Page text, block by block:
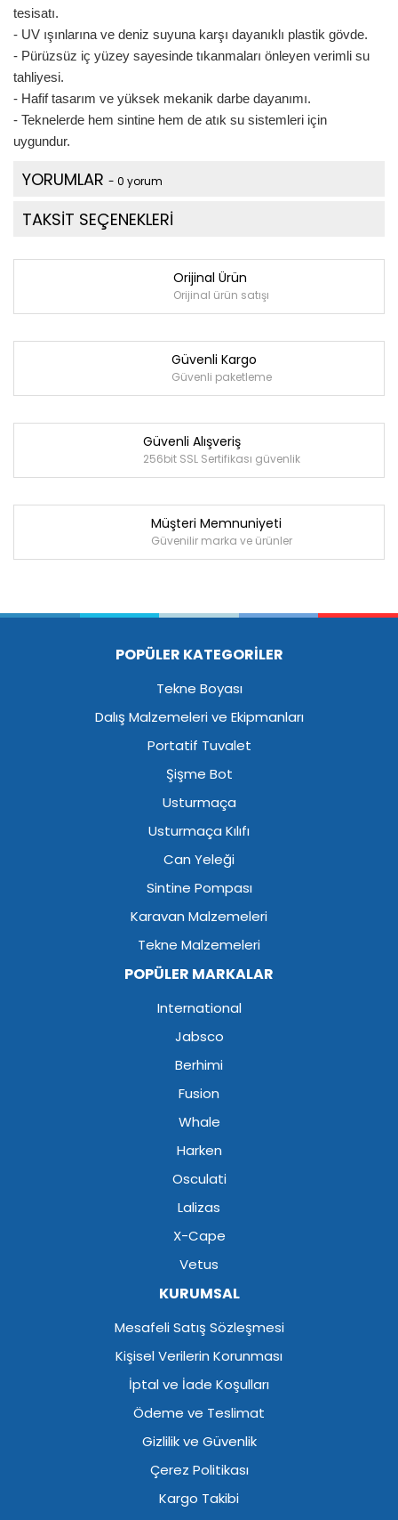
tesisatı.
- UV ışınlarına ve deniz suyuna karşı dayanıklı plastik gövde.
- Pürüzsüz iç yüzey sayesinde tıkanmaları önleyen verimli su
tahliyesi.
- Hafif tasarım ve yüksek mekanik darbe dayanımı.
- Teknelerde hem sintine hem de atık su sistemleri için
uygundur.
YORUMLAR - 0 yorum
TAKSİT SEÇENEKLERİ
Orijinal Ürün
Orijinal ürün satışı
Güvenli Kargo
Güvenli paketleme
Güvenli Alışveriş
256bit SSL Sertifikası güvenlik
Müşteri Memnuniyeti
Güvenilir marka ve ürünler
POPÜLER KATEGORİLER
Tekne Boyası
Dalış Malzemeleri ve Ekipmanları
Portatif Tuvalet
Şişme Bot
Usturmaça
Usturmaça Kılıfı
Can Yeleği
Sintine Pompası
Karavan Malzemeleri
Tekne Malzemeleri
POPÜLER MARKALAR
International
Jabsco
Berhimi
Fusion
Whale
Harken
Osculati
Lalizas
X-Cape
Vetus
KURUMSAL
Mesafeli Satış Sözleşmesi
Kişisel Verilerin Korunması
İptal ve İade Koşulları
Ödeme ve Teslimat
Gizlilik ve Güvenlik
Çerez Politikası
Kargo Takibi